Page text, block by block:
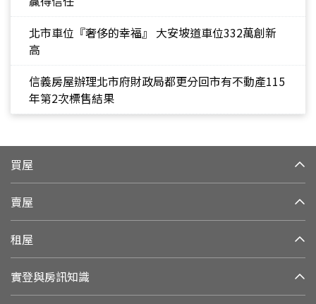
北市車位『奢侈的幸福』 大安坡道車位332萬創新
高
信義房屋辦理北市府財政局都更分回市有不動產115
年第2次標售結果
買屋
賣屋
租屋
實登與房訊知識